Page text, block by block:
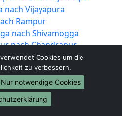
nach Vijayapura
Rampur
nach Shivamogga
nach Chandrapur
Junagadh
Thrissur
Alwar
nach Bardhaman
Kulti
Cookies um die
zu verbessern.
Nur notwendige Cookies